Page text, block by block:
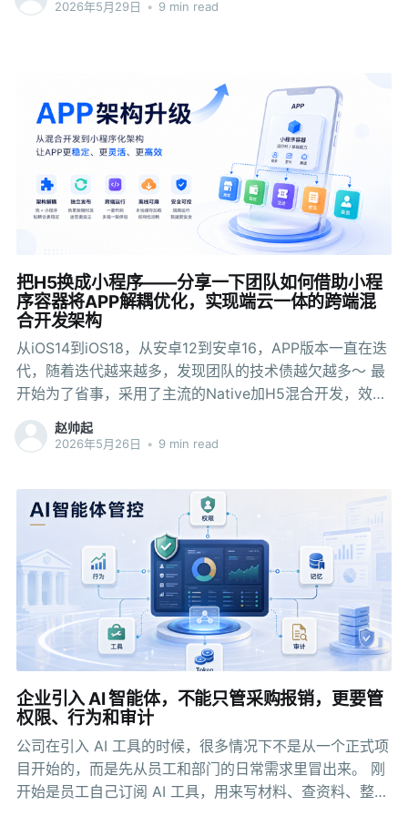
过微信、支付宝这类大平台发布服务，是合理的。平台有
个部门在不同的平台上发布服务，标准不统一。一个城市
的公积金查询可能在支付宝里，社保缴纳可能在微信里，
预约挂号在另一
都要排期，都要安全审计，都要等发版窗口。 一、海外银
行APP的技术现状：机会和痛点同时存在 海外的银行业发
展速度快，但技术基础设施比国内慢半拍。大多数银行的
APP还是以功能为导向的设计思路：查账是查账，转账是
转账，贷款是贷款。用户完成单一操作后就离开，没有留
存，没有平台效应。 想做超级APP的银行，面对两个真实
Android双端开发的工程师数量有限，招聘周期长，成本比
国内高三到四成。一个能完整维护APP双端版本的技术团
队，在胡志明市可能也就那么三四家猎头能找来合适的
人。 第二，发版周期太长。银行APP每一次发版都
2026年5月29日 • 9 min read
把H5换成小程序——分享一下团队如何借助小程
序容器将APP解耦优化，实现端云一体的跨端混
合开发架构
从iOS14到iOS18，从安卓12到安卓16，APP版本一直在迭
代，随着迭代越来越多，发现团队的技术债越欠越多～ 最
开始为了省事，采用了主流的Native加H5混合开发，效率
确实快。 页面要迭代，扔一个H5进去；需要调原生能力
的，用Native处理。两年下来，H5模块塞了十几个，
模块，B模块莫名其妙崩了；想更新C模块，必须跟着APP
一起发版。 随着手机性能的升级，H5的体验也开始好起
来，不过管理起来还是比较麻烦。十几个H5页面运行在各
个不同版本的APP中，没有统一的版本控制，没有统一的
内容审核，运营人员想改个字得找开发团队排期。 其实不
止是我们的APP，估计这个问题很多APP都有。到某个阶
段，包体越来越臃肿，维护成本越来越高，产品体验却越
来越差。 今年开始测试引入小程序容器的形式，升级一下
APP的架构～ 一、现状分析 Native加H5的混合开发模
式，在早期是合理的。H5开发效率高、发布快，改完直接
上线，不需要跟着发版。Native负责核心能力和高性能模
块，H5负责内容展示和轻量交互。这个分工没问题。 但
H5模
赵帅起
2026年5月26日 • 9 min read
企业引入 AI 智能体，不能只管采购报销，更要管
权限、行为和审计
公司在引入 AI 工具的时候，很多情况下不是从一个正式项
目开始的，而是先从员工和部门的日常需求里冒出来。 刚
开始是员工自己订阅 AI 工具，用来写材料、查资料、整理